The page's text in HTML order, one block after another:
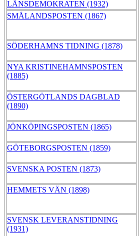
LÄNSDEMOKRATEN (1932)
SMÅLANDSPOSTEN (1867)
SÖDERHAMNS TIDNING (1878)
NYA KRISTINEHAMNSPOSTEN
(1885)
ÖSTERGÖTLANDS DAGBLAD
(1890)
JÖNKÖPINGSPOSTEN (1865)
GÖTEBORGSPOSTEN (1859)
SVENSKA POSTEN (1873)
HEMMETS VÄN (1898)
SVENSK LEVERANSTIDNING
(1931)